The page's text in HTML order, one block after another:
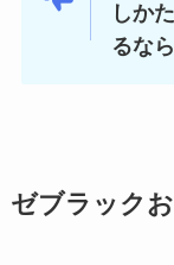
しか
るな
ゼブラック